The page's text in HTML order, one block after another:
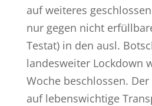
auf weiteres
nur gegen nicht
Testat) in den ausl.
landesweiter Lockdown
Woche beschlossen.
auf lebenswichtige